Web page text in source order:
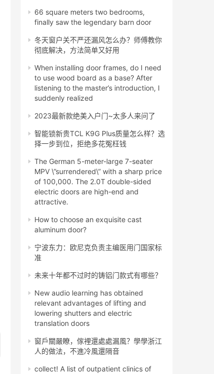
66 square meters two bedrooms,
finally saw the legendary barn door
冬天窗户关不严还漏风怎么办？师傅教你
彻底解决，方法简单又好用
When installing door frames, do I need
to use wood board as a base? After
listening to the master’s introduction, I
suddenly realized
2023最新款绝美入户门~太多人来问了
智能锁新贵TCL K9G Plus质量怎么样？选
择一步到位，拒绝多花冤枉钱
The German 5-meter-large 7-seater
MPV \”surrendered\” with a sharp price
of 100,000. The 2.0T double-sided
electric doors are high-end and
attractive.
How to choose an exquisite cast
aluminum door?
宁波东力：欧尼克负责主编医用门国家标
准
未来十年都不过时的铸铝门款式有哪些？
New audio learning has obtained
relevant advantages of lifting and
lowering shutters and electric
translation doors
窗戶關嚴瞭，傢裡還處處漏風？學學浙江
人的做法，不進冷風還隔音
collect! A list of outpatient clinics of